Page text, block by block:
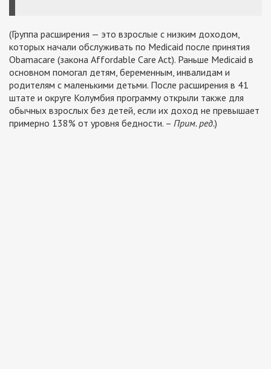
(Группа расширения — это взрослые с низким доходом,
которых начали обслуживать по Medicaid после принятия
Obamacare (закона Affordable Care Act). Раньше Medicaid в
основном помогал детям, беременным, инвалидам и
родителям с маленькими детьми. После расширения в 41
штате и округе Колумбия программу открыли также для
обычных взрослых без детей, если их доход не превышает
примерно 138% от уровня бедности. – Прим. ред.)